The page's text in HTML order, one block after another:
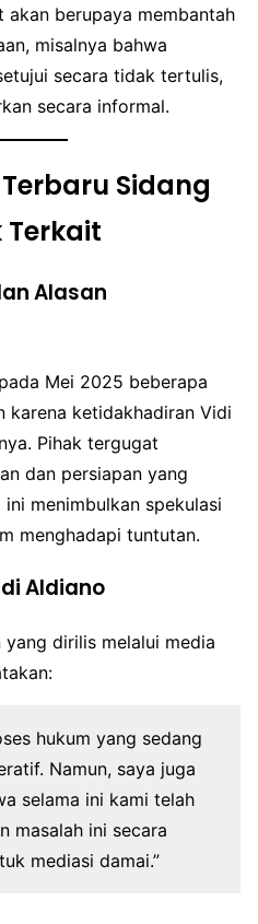
akan berupaya membantah
misalnya bahwa
secara tidak tertulis,
secara informal.
Sidang
Terkait
Alasan
Mei 2025 beberapa
karena ketidakhadiran Vidi
Pihak tergugat
dan persiapan yang
menimbulkan spekulasi
menghadapi tuntutan.
Aldiano
dirilis melalui media
hukum yang sedang
Namun, saya juga
selama ini kami telah
masalah ini secara
mediasi damai.”